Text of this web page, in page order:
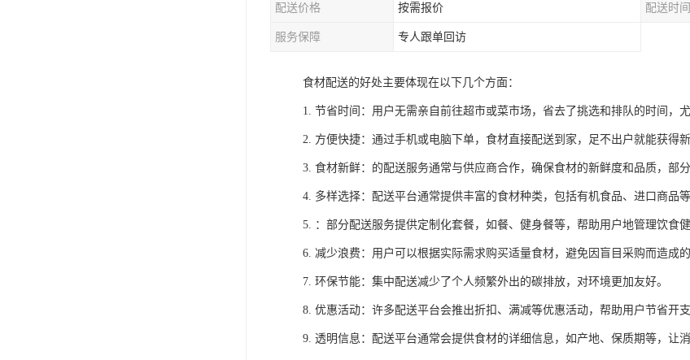
配送价格 按需报价 配送时间
服务保障 专人跟单回访
食材配送的好处主要体现在以下几个方面：
1. 节省时间：用户无需亲自前往超市或菜市场，省去了挑选和排队的时间，
2. 方便快捷：通过手机或电脑下单，食材直接配送到家，足不出户就能获得
3. 食材新鲜：的配送服务通常与供应商合作，确保食材的新鲜度和品质，部
4. 多样选择：配送平台通常提供丰富的食材种类，包括有机食品、进口商品
5. ：部分配送服务提供定制化套餐，如餐、健身餐等，帮助用户地管理饮食健
6. 减少浪费：用户可以根据实际需求购买适量食材，避免因盲目采购而造成的
7. 环保节能：集中配送减少了个人频繁外出的碳排放，对环境更加友好。
8. 优惠活动：许多配送平台会推出折扣、满减等优惠活动，帮助用户节省开支
9. 透明信息：配送平台通常会提供食材的详细信息，如产地、保质期等，让消